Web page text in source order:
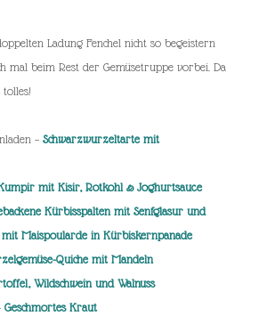
Ladung Fenchel nicht so begeistern
mal beim Rest der Gemüsetruppe vorbei. Da
– Schwarzwurzeltarte mit
mit Kisir, Rotkohl & Joghurtsauce
Kürbisspalten mit Senfglasur und
Maispoularde in Kürbiskernpanade
Quiche mit Mandeln
Wildschwein und Walnuss
Geschmortes Kraut